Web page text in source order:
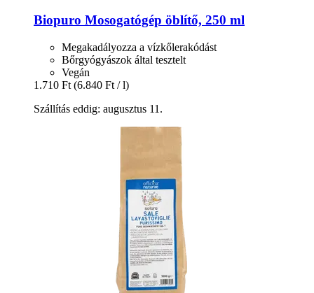
Biopuro Mosogatógép öblítő, 250 ml
Megakadályozza a vízkőlerakódást
Bőrgyógyászok által tesztelt
Vegán
1.710 Ft (6.840 Ft / l)
Szállítás eddig: augusztus 11.